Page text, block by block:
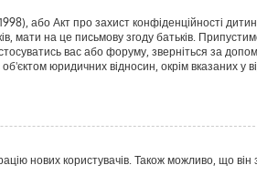
або Акт про захист конфіденційності
мати на це письмову згоду батьків.
вас або форуму, зверніться за
юридичних відносин, окрім вказаних
нових користувачів. Також можливо, що